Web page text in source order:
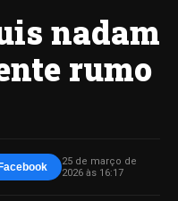
nadam
rumo
Facebook
25 de março de
2026 às 16:17